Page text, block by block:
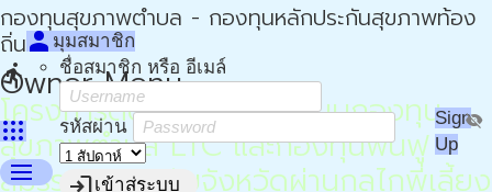
กองทุนสุขภาพตำบล - กองทุนหลักประกันสุขภาพท้อง
ถิ่น - กปท
Owner Menu
apps
person มุมสมาชิก
ชื่อสมาชิก หรือ อีเมล์
รหัสผ่าน visibility_off
เข้าสู่ระบบ
Sign
Up
menu
directions_run
โครงการติดตามและสนับสนุนกองทุน
สุขภาพตำบล LTC และกองทุนฟื้นฟู
สมรรถภาพระดับจังหวัดผ่านกลไกพี่เลี้ยง